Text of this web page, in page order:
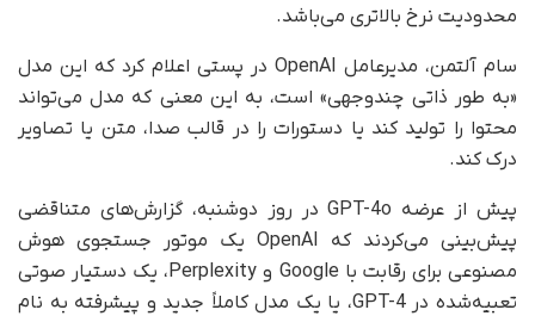
محدودیت نرخ بالاتری می‌باشد.
سام آلتمن، مدیرعامل OpenAI در پستی اعلام کرد که این مدل
«به طور ذاتی چندوجهی» است، به این معنی که مدل می‌تواند
محتوا را تولید کند یا دستورات را در قالب صدا، متن یا تصاویر
درک کند.
پیش از عرضه GPT-4o در روز دوشنبه، گزارش‌های متناقضی
پیش‌بینی می‌کردند که OpenAI یک موتور جستجوی هوش
مصنوعی برای رقابت با Google و Perplexity، یک دستیار صوتی
تعبیه‌شده در GPT-4، یا یک مدل کاملاً جدید و پیشرفته به نام